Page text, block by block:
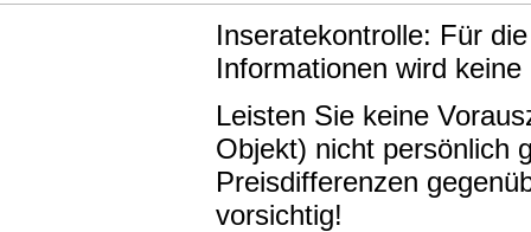
Inseratekontrolle: Für
Informationen wird
Leisten Sie keine
Objekt) nicht persönlich
Preisdifferenzen
vorsichtig!